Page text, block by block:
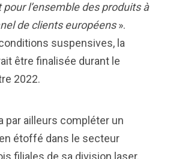
l’ensemble des produits à
de clients européens».
suspensives, la
être finalisée durant le
2022.
par ailleurs compléter un
étoffé dans le secteur
filiales de sa division laser,